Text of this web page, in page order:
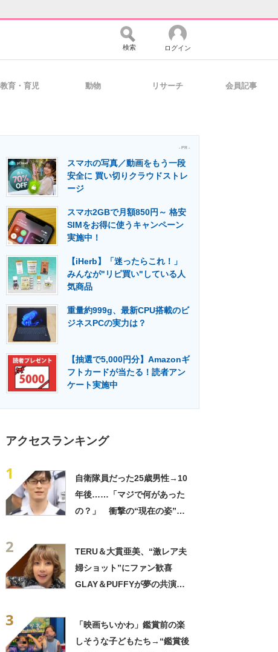
コミュニティ マーケ×ITの今がよく分かる
・活用を支援
専門メディア 建設×テクノロジーの最前線
検索 ログイン
教育・育児 動物 リサーチ 会員記事
- PR -
スマホの写真／動画をもう一段
安全に 買い切りクラウドストレ
ージ
スマホ2GBで月額850円～ 格安
SIMをお得に使うキャンペーン
実施中！
【iHerb】「迷ったらこれ！」
みんなが"リピ買い"している人
気商品
重量約999g、最新CPU搭載のビ
ジネスPCの実力は？
【抽選で5,000円分】Amazonギ
フトカードが当たる！読者アン
ケート実施中
アクセスランキング
1
自衛隊員だった25歳男性→10
年後……「マジで何があった
の？」 衝撃の“現在の姿”が
2
TERU＆大貫亜美、“激レア夫
婦ショット”にファン歓喜
GLAY＆PUFFYが夢の共演
3
「映画ちいかわ」鑑賞前の楽
しそうな子どもたち→“鑑賞後